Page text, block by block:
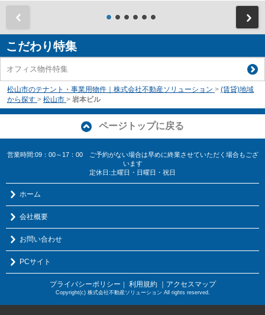
こだわり特集
オフィス物件特集
松山市のテナント・事業用物件｜株式会社不動産ソリューション > (賃貸)地域
から探す > 松山市 > 岩本ビル
ページトップに戻る
営業時間:09：00～17：00 ご予約がない場合は早めに終業させていただく場合もござ
います
定休日:土曜日・日曜日・祝日
ホーム
会社概要
お問い合わせ
PCサイト
プライバシーポリシー 利用規約 ｜アクセスマップ
Copyright(c) 株式会社不動産ソリューション All rights reserved.